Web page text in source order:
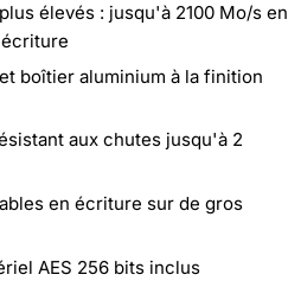
élevés : jusqu'à 2100 Mo/s en
boîtier aluminium à la finition
aux chutes jusqu'à 2
en écriture sur de gros
AES 256 bits inclus